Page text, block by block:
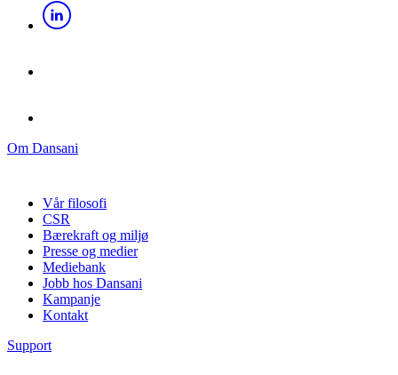
Om Dansani
Vår filosofi
CSR
Bærekraft og miljø
Presse og medier
Mediebank
Jobb hos Dansani
Kampanje
Kontakt
Support